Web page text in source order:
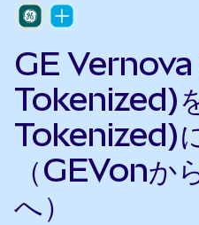
GE
Tokenized)
Tokenized)
（GEVonか
へ）